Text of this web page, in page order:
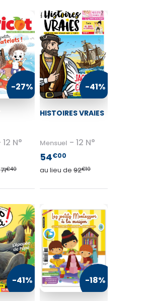
-27%
12 N°
71€40
-41%
HISTOIRES VRAIES
Mensuel 12 N°
54€00
au lieu de 92€10
-41% -18%